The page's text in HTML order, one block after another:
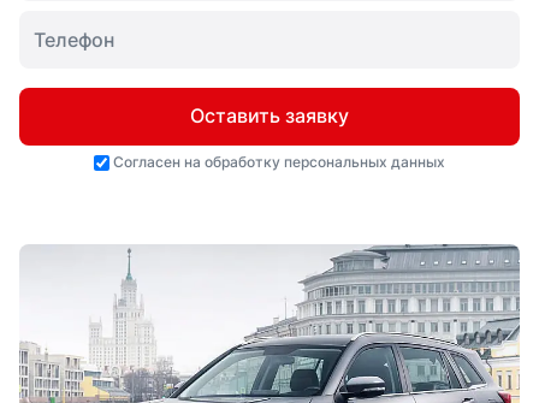
Оставить заявку
Согласен на обработку персональных данных